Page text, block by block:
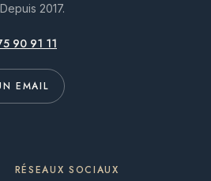
2017.
90 91 11
EMAIL
RÉSEAUX SOCIAUX